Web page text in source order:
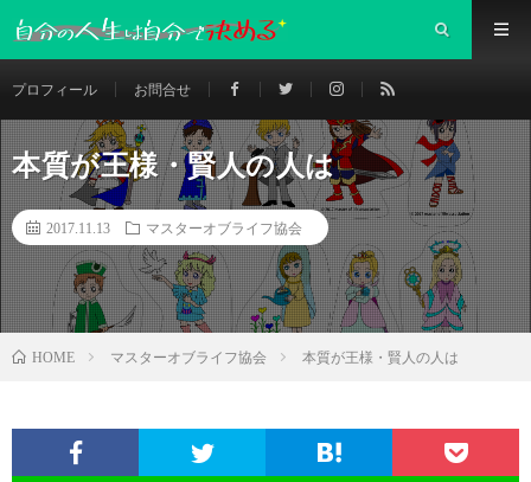
プロフィール お問合せ
本質が王様・賢人の人は
2017.11.13 マスターオブライフ協会
HOME マスターオブライフ協会 本質が王様・賢人の人は